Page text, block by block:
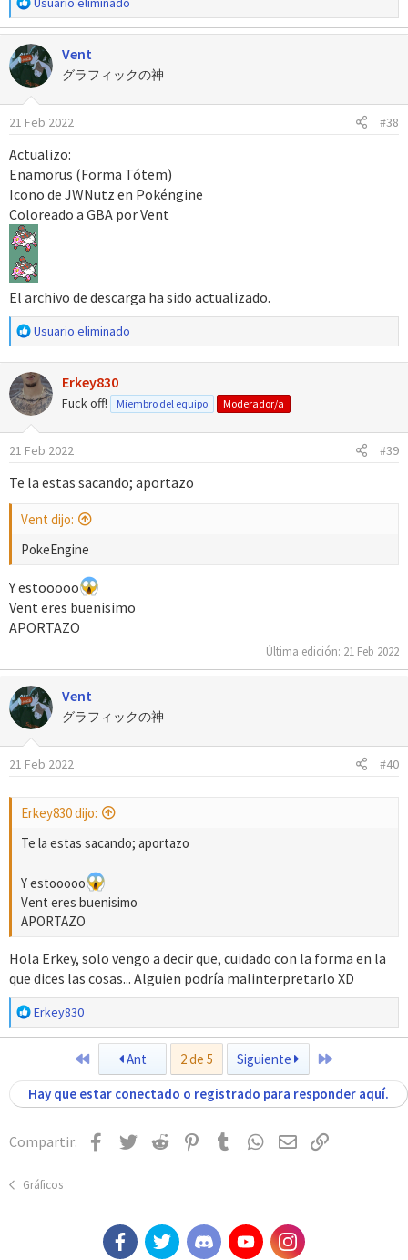
e
a
c
c
i
o
n
s
:
Vent
グラフィックの神
21 Feb 2022 #38
Actualizo:
Enamorus (Forma Tótem)
Icono de JWNutz en Pokéngine
Coloreado a GBA por Vent
El archivo de descarga ha sido actualizado.
R
e
a
c
c
i
o
n
s
Usuario eliminado
Erkey830
Fuck off! Miembro del equipo Moderador/a
21 Feb 2022 #39
Te la estas sacando; aportazo
Vent dijo:
PokeEngine
Y estooooo
Vent eres buenisimo
APORTAZO
Última edición: 21 Feb 2022
Vent
グラフィックの神
21 Feb 2022 #40
Erkey830 dijo:
Te la estas sacando; aportazo
Y estooooo
Vent eres buenisimo
APORTAZO
Hola Erkey, solo vengo a decir que, cuidado con la forma en la
que dices las cosas... Alguien podría malinterpretarlo XD
R
e
c
i
e
:
Erkey830
PrimeroAnt 2 de 5 Siguiente Último
Hay que estar conectado o registrado para responder aquí.
Compartir: Facebook
TwitterReddit Pinterest
TumblrWhatsApp
EmailEnlace
Gráficos